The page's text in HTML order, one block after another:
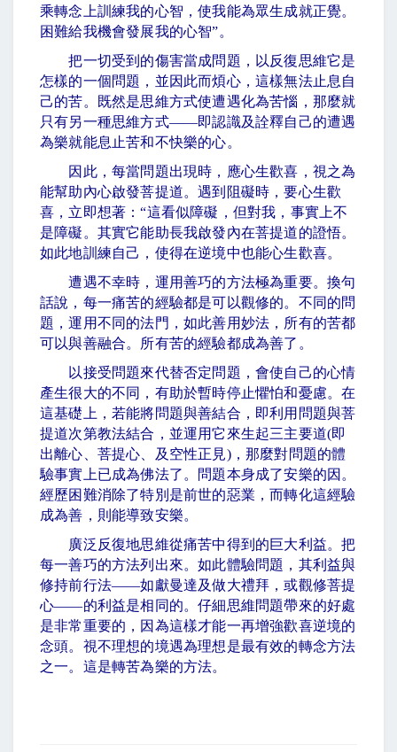
乘轉念上訓練我的心智，使我能為眾生成就正覺。
困難給我機會發展我的心智”。
把一切受到的傷害當成問題，以反復思維它是
怎樣的一個問題，並因此而煩心，這樣無法止息自
己的苦。既然是思維方式使遭遇化為苦惱，那麼就
只有另一種思維方式——即認識及詮釋自己的遭遇
為樂就能息止苦和不快樂的心。
因此，每當問題出現時，應心生歡喜，視之為
能幫助內心啟發菩提道。遇到阻礙時，要心生歡
喜，立即想著：“這看似障礙，但對我，事實上不
是障礙。其實它能助長我啟發內在菩提道的證悟。
如此地訓練自己，使得在逆境中也能心生歡喜。
遭遇不幸時，運用善巧的方法極為重要。換句
話說，每一痛苦的經驗都是可以觀修的。不同的問
題，運用不同的法門，如此善用妙法，所有的苦都
可以與善融合。所有苦的經驗都成為善了。
以接受問題來代替否定問題，會使自己的心情
產生很大的不同，有助於暫時停止懼怕和憂慮。在
這基礎上，若能將問題與善結合，即利用問題與菩
提道次第教法結合，並運用它來生起三主要道(即
出離心、菩提心、及空性正見)，那麼對問題的體
驗事實上已成為佛法了。問題本身成了安樂的因。
經歷困難消除了特別是前世的惡業，而轉化這經驗
成為善，則能導致安樂。
廣泛反復地思維從痛苦中得到的巨大利益。把
每一善巧的方法列出來。如此體驗問題，其利益與
修持前行法——如獻曼達及做大禮拜，或觀修菩提
心——的利益是相同的。仔細思維問題帶來的好處
是非常重要的，因為這樣才能一再增強歡喜逆境的
念頭。視不理想的境遇為理想是最有效的轉念方法
之一。這是轉苦為樂的方法。